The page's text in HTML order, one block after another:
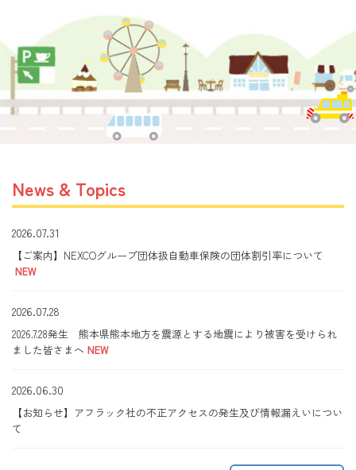
News & Topics
2026.07.31
【ご案内】NEXCOグループ団体扱自動車保険の団体割引率について
NEW
2026.07.28
2026.7.28発生 熊本県熊本地方を震源とする地震により被害を受けられ
ました皆さまへ NEW
2026.06.30
【お知らせ】アフラック社の不正アクセスの発生及び情報漏えいについ
て